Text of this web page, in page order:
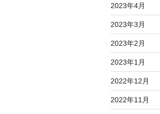
2023年4月
2023年3月
2023年2月
2023年1月
2022年12月
2022年11月